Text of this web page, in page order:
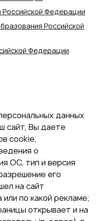
Федерации
Российской
Федерации
данных
сайт, Вы даете
cookie,
о
ОС, тип и версия
его
на сайт
или по какой рекламе;
открывает и на